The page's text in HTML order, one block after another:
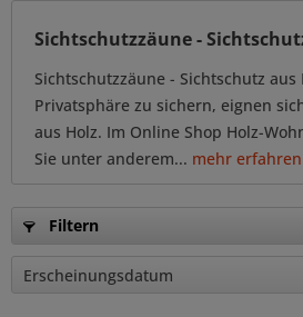
Sichtschutzzäune -
Sichtschutzzäune - Sichtschutz aus
Privatsphäre zu sichern, eignen
aus Holz. Im Online Shop Holz-
Sie unter anderem... mehr
Filtern